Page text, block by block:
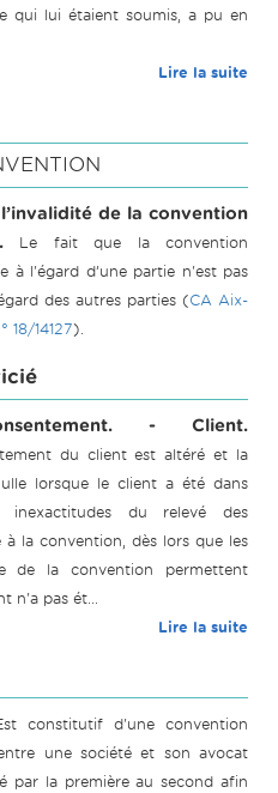
qui lui étaient soumis, a pu en
Lire la suite
de la convention
Le fait que la convention
à l'égard d’une partie n'est pas
des autres parties (CA Aix-
18/14127).
- Client.
du client est altéré et la
lorsque le client a été dans
inexactitudes du relevé des
la convention, dès lors que les
de la convention permettent
n'a pas ét...
Lire la suite
constitutif d'une convention
une société et son avocat
par la première au second afin